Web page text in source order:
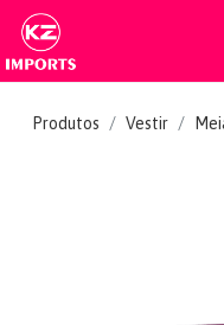
Produtos Vestir